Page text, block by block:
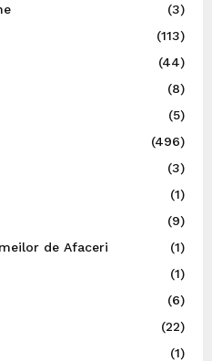
(3)
(113)
(44)
(8)
(5)
(496)
(3)
(1)
(9)
de Afaceri
(1)
(1)
(6)
(22)
(1)